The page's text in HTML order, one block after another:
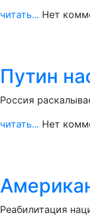
читать... Нет
Путин
Россия
читать... Нет
Реабилитация